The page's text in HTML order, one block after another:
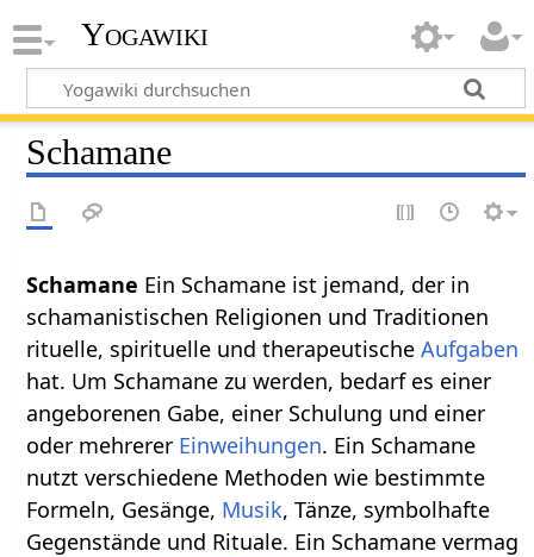
Yogawiki
Schamane
Schamane Ein Schamane ist jemand, der in
schamanistischen Religionen und Traditionen
rituelle, spirituelle und therapeutischeAufgaben
hat. Um Schamane zu werden, bedarf es einer
angeborenen Gabe, einer Schulung und einer
oder mehrerer Einweihungen. Ein Schamane
nutzt verschiedene Methoden wie bestimmte
Formeln, Gesänge, Musik, Tänze, symbolhafte
Gegenstände und Rituale. Ein Schamane vermag